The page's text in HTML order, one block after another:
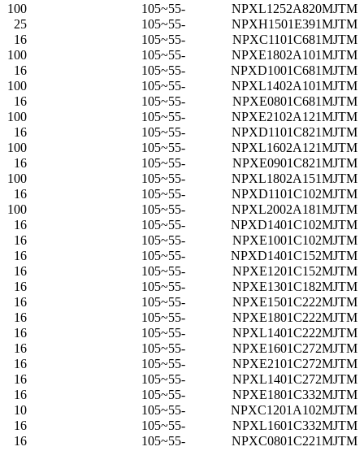
NPXL1252A820MJTM
-55~105
100
NPXH1501E391MJTM
-55~105
25
NPXC1101C681MJTM
-55~105
16
NPXE1802A101MJTM
-55~105
100
NPXD1001C681MJTM
-55~105
16
NPXL1402A101MJTM
-55~105
100
NPXE0801C681MJTM
-55~105
16
NPXE2102A121MJTM
-55~105
100
NPXD1101C821MJTM
-55~105
16
NPXL1602A121MJTM
-55~105
100
NPXE0901C821MJTM
-55~105
16
NPXL1802A151MJTM
-55~105
100
NPXD1101C102MJTM
-55~105
16
NPXL2002A181MJTM
-55~105
100
NPXD1401C102MJTM
-55~105
16
NPXE1001C102MJTM
-55~105
16
NPXD1401C152MJTM
-55~105
16
NPXE1201C152MJTM
-55~105
16
NPXE1301C182MJTM
-55~105
16
NPXE1501C222MJTM
-55~105
16
NPXE1801C222MJTM
-55~105
16
NPXL1401C222MJTM
-55~105
16
NPXE1601C272MJTM
-55~105
16
NPXE2101C272MJTM
-55~105
16
NPXL1401C272MJTM
-55~105
16
NPXE1801C332MJTM
-55~105
16
NPXC1201A102MJTM
-55~105
10
NPXL1601C332MJTM
-55~105
16
NPXC0801C221MJTM
-55~105
16